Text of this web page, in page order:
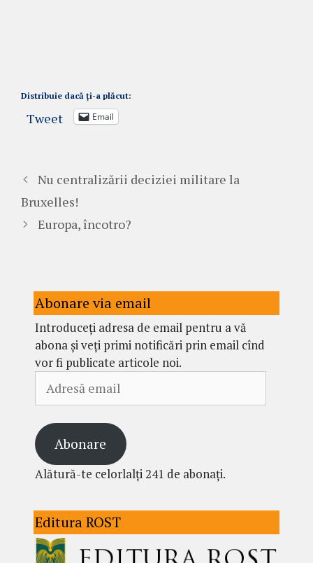
Distribuie dacă ți-a plăcut:
Tweet Email
Nu centralizării deciziei militare la
Bruxelles!
Europa, încotro?
Abonare via email
Introduceți adresa de email pentru a vă
abona și veți primi notificări prin email cînd
vor fi publicate articole noi.
email
Abonare
Alătură-te celorlalți 241 de abonați.
Editura ROST